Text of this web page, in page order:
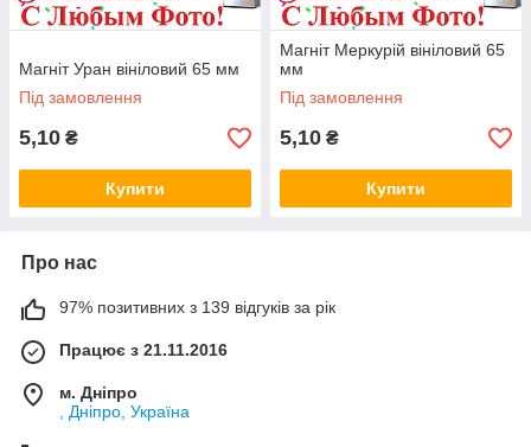
Магніт Уран вініловий 65 мм
Під замовлення
5,10 ₴
Купити
Магніт Меркурій вініловий 65
мм
Під замовлення
5,10 ₴
Купити
Про нас
97% позитивних з 139 відгуків за рік
Працює з 21.11.2016
м. Дніпро
, Дніпро, Україна